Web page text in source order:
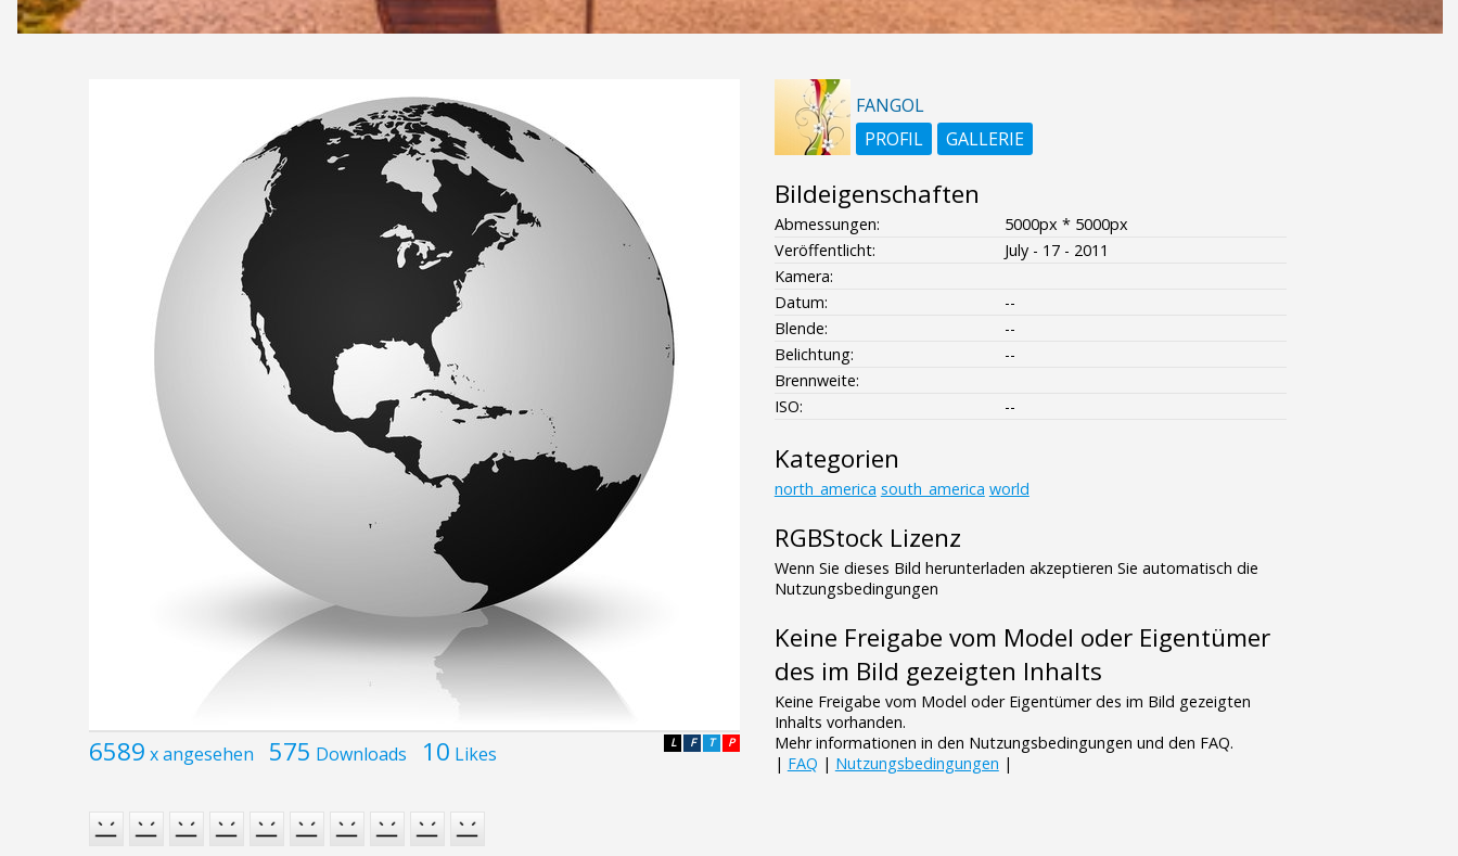
6589 x angesehen 575 Downloads 10 Likes P
T
F
L
FANGOL
PROFIL
GALLERIE
Bildeigenschaften
Abmessungen:
5000px * 5000px
Veröffentlicht:
July - 17 - 2011
Kamera:
Datum:
--
Blende:
--
Belichtung:
--
Brennweite:
ISO:
--
Kategorien
north_america south_america world
RGBStock Lizenz
Wenn Sie dieses Bild herunterladen akzeptieren Sie automatisch die
Nutzungsbedingungen
Keine Freigabe vom Model oder Eigentümer
des im Bild gezeigten Inhalts
Keine Freigabe vom Model oder Eigentümer des im Bild gezeigten
Inhalts vorhanden.
Mehr informationen in den Nutzungsbedingungen und den FAQ.
| FAQ | Nutzungsbedingungen |